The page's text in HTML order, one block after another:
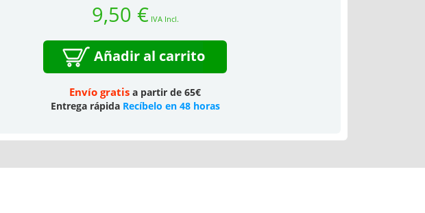
9,50 € IVA Incl.
Añadir al carrito
Envío gratis a partir de 65€
Entrega rápida Recíbelo en 48 horas